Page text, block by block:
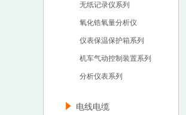
无纸记录仪系列
氧化锆氧量分析仪
仪表保温保护箱系列
机车气动控制装置系列
分析仪表系列
电线电缆